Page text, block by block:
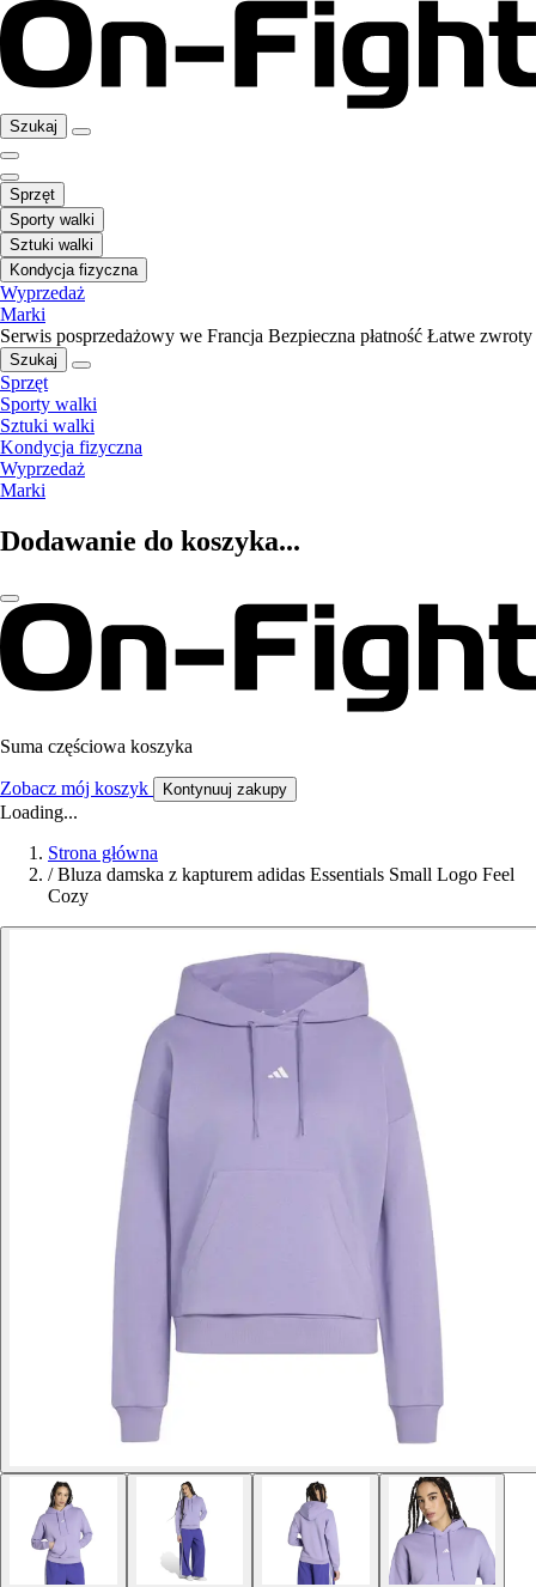
Szukaj
Sprzęt
Sporty walki
Sztuki walki
Kondycja fizyczna
Wyprzedaż
Marki
Serwis posprzedażowy we Francja Bezpieczna płatność Łatwe zwroty
Szukaj
Sprzęt
Sporty walki
Sztuki walki
Kondycja fizyczna
Wyprzedaż
Marki
Dodawanie do koszyka...
Suma częściowa koszyka
Zobacz mój koszyk Kontynuuj zakupy
Loading...
Strona główna
/ Bluza damska z kapturem adidas Essentials Small Logo Feel
Cozy